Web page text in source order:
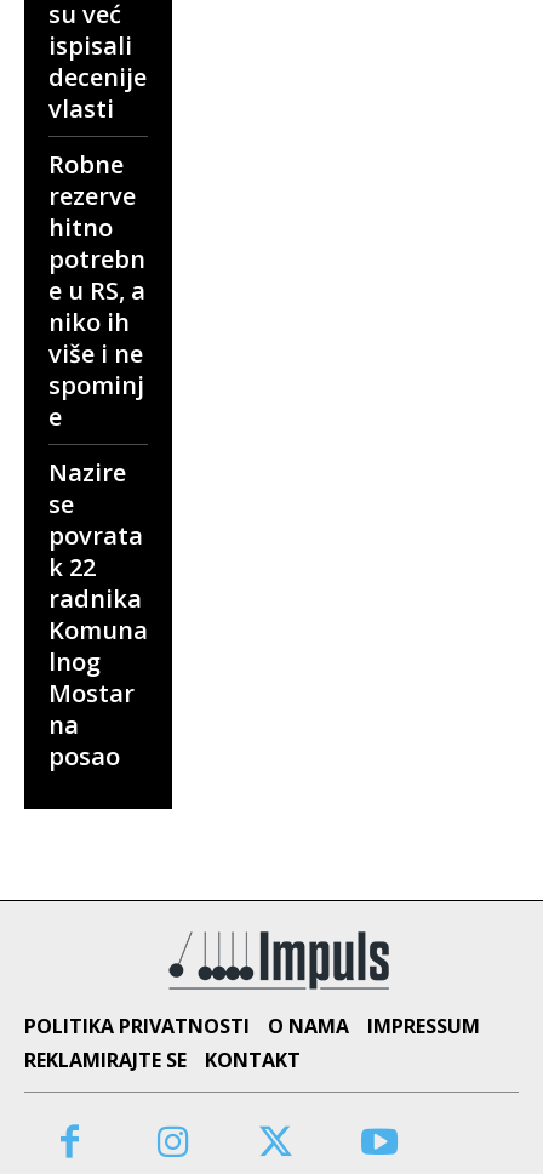
su već
ispisali
decenije
vlasti
Robne
rezerve
hitno
potrebn
e u RS, a
niko ih
više i ne
spominj
e
Nazire
se
povrata
k 22
radnika
Komuna
lnog
Mostar
na
posao
POLITIKA PRIVATNOSTI O NAMA
IMPRESSUM
REKLAMIRAJTE SE
KONTAKT